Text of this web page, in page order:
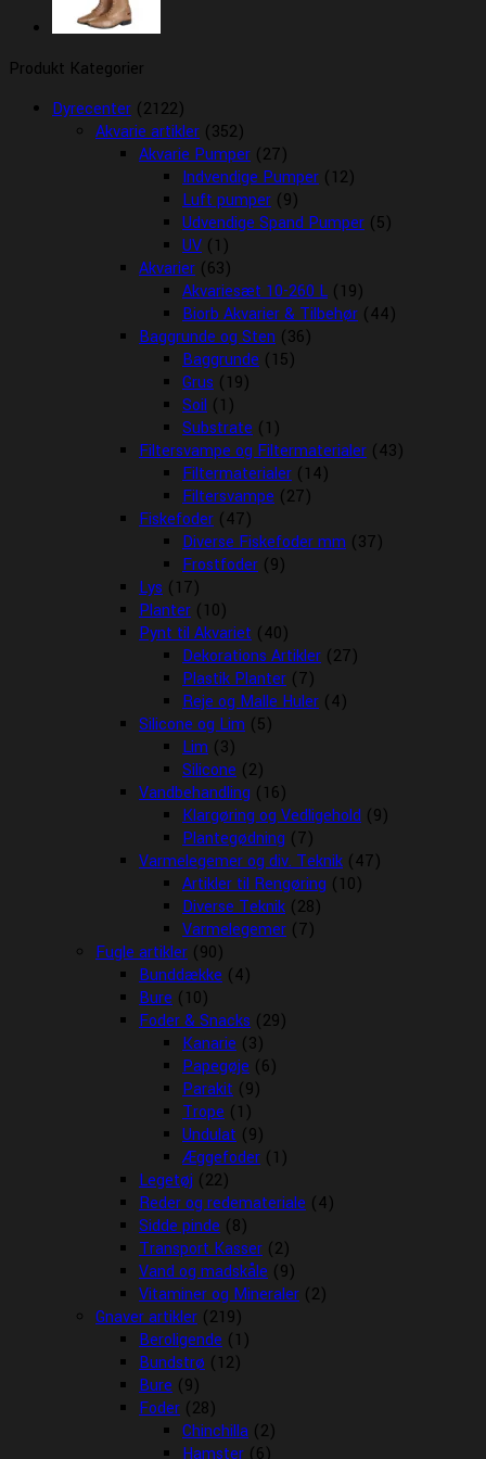
Produkt Kategorier
Dyrecenter (2122)
Akvarie artikler (352)
Akvarie Pumper (27)
Indvendige Pumper (12)
Luft pumper (9)
Udvendige Spand Pumper (5)
UV (1)
Akvarier (63)
Akvariesæt 10-260 L (19)
Biorb Akvarier & Tilbehør (44)
Baggrunde og Sten (36)
Baggrunde (15)
Grus (19)
Soil (1)
Substrate (1)
Filtersvampe og Filtermaterialer (43)
Filtermaterialer (14)
Filtersvampe (27)
Fiskefoder (47)
Diverse Fiskefoder mm (37)
Frostfoder (9)
Lys (17)
Planter (10)
Pynt til Akvariet (40)
Dekorations Artikler (27)
Plastik Planter (7)
Reje og Malle Huler (4)
Silicone og Lim (5)
Lim (3)
Silicone (2)
Vandbehandling (16)
Klargøring og Vedligehold (9)
Plantegødning (7)
Varmelegemer og div. Teknik (47)
Artikler til Rengøring (10)
Diverse Teknik (28)
Varmelegemer (7)
Fugle artikler (90)
Bunddække (4)
Bure (10)
Foder & Snacks (29)
Kanarie (3)
Papegøje (6)
Parakit (9)
Trope (1)
Undulat (9)
Æggefoder (1)
Legetøj (22)
Reder og redemateriale (4)
Sidde pinde (8)
Transport Kasser (2)
Vand og madskåle (9)
Vitaminer og Mineraler (2)
Gnaver artikler (219)
Beroligende (1)
Bundstrø (12)
Bure (9)
Foder (28)
Chinchilla (2)
Hamster (6)